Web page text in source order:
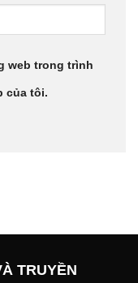
web trong trình
của tôi.
TRUYỀN